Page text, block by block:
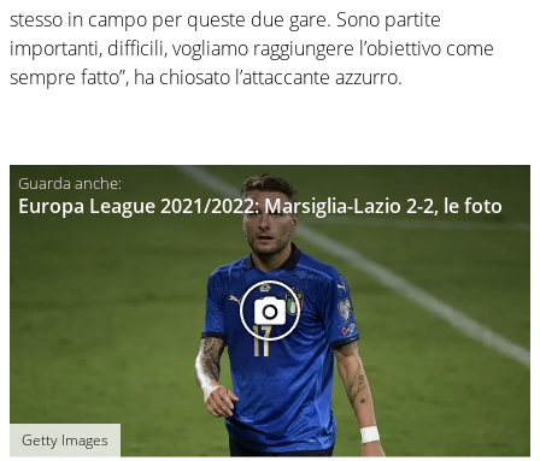
stesso in campo per queste due gare. Sono partite
importanti, difficili, vogliamo raggiungere l’obiettivo come
sempre fatto”, ha chiosato l’attaccante azzurro.
Europa League 2021/2022: Marsiglia-Lazio 2-2, le foto
Getty Images